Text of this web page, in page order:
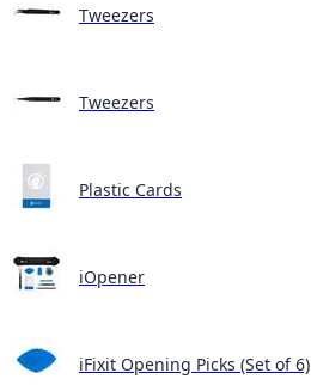
Tweezers
Tweezers
Plastic Cards
iOpener
iFixit Opening Picks (Set of 6)